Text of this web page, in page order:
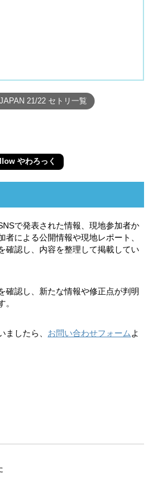
21/22 セトリ一覧
やわろっく
で発表された情報、現地参加者か
者による公開情報や現地レポート、
確認し、内容を整理して掲載してい
確認し、新たな情報や修正点が判明
。
ましたら、 お問い合わせフォームよ